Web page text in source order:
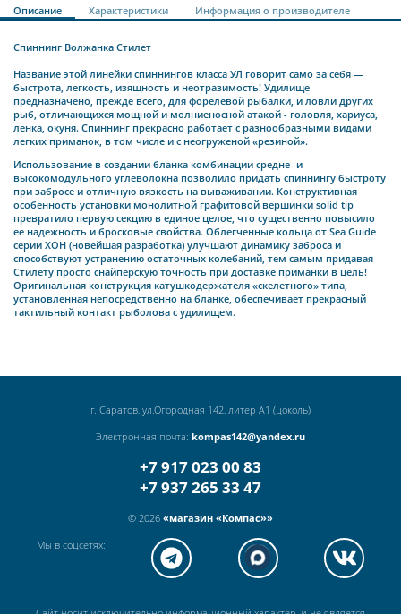
Описание Характеристики Информация о производителе
Спиннинг Волжанка Стилет
Название этой линейки спиннингов класса УЛ говорит само за себя —
быстрота, легкость, изящность и неотразимость! Удилище
предназначено, прежде всего, для форелевой рыбалки, и ловли других
рыб, отличающихся мощной и молниеносной атакой - головля, хариуса,
ленка, окуня. Спиннинг прекрасно работает с разнообразными видами
легких приманок, в том числе и с неогруженой «резиной».
Использование в создании бланка комбинации средне- и
высокомодульного углеволокна позволило придать спиннингу быстроту
при забросе и отличную вязкость на вываживании. Конструктивная
особенность установки монолитной графитовой вершинки solid tip
превратило первую секцию в единое целое, что существенно повысило
ее надежность и бросковые свойства. Облегченные кольца от Sea Guide
серии ХОН (новейшая разработка) улучшают динамику заброса и
способствуют устранению остаточных колебаний, тем самым придавая
Стилету просто снайперскую точность при доставке приманки в цель!
Оригинальная конструкция катушкодержателя «скелетного» типа,
установленная непосредственно на бланке, обеспечивает прекрасный
тактильный контакт рыболова с удилищем.
г. Саратов, ул.Огородная 142, литер А1 (цоколь)
Электронная почта: kompas142@yandex.ru
+7 917 023 00 83
+7 937 265 33 47
© 2026 «магазин «Компас»»
Мы в соцсетях: